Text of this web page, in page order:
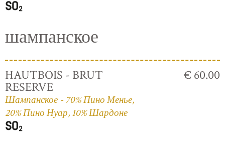
шампанское
HAUTBOIS - BRUT
RESERVE
Шампанское - 70% Пино Менье,
20% Пино Нуар, 10% Шардоне
€ 60.00